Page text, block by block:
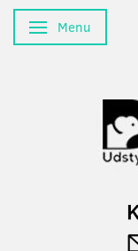
Skifte navigation
Menu